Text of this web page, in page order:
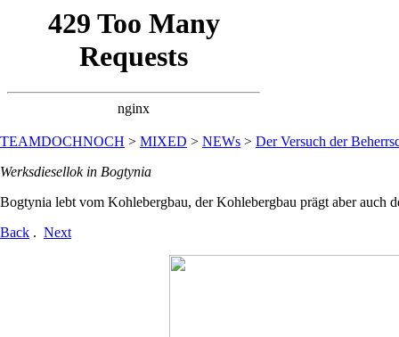
TEAMDOCHNOCH > MIXED > NEWs > Der Versuch der
Werksdiesellok in Bogtynia
Bogtynia lebt vom Kohlebergbau, der Kohlebergbau prägt aber auch
Back . Next